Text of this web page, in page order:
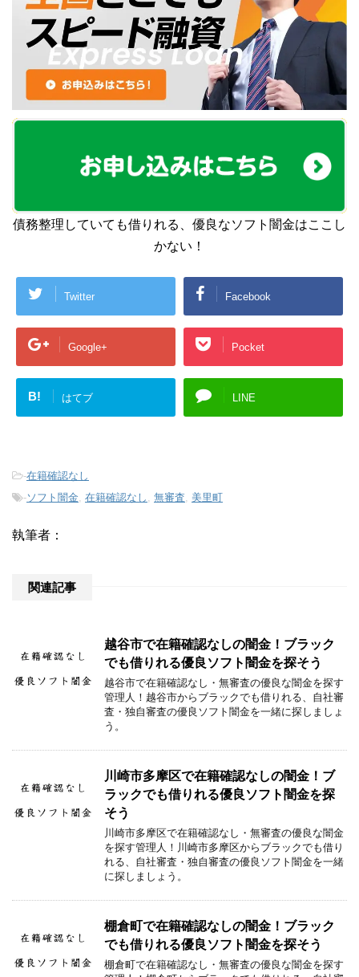
債務整理していても借りれる、優良なソフト闇金はここし
かない！
Twitter Facebook
Google+ Pocket
B! はてブ LINE
-在籍確認なし
-ソフト闇金, 在籍確認なし , 無審査, 美里町
執筆者：
関連記事
越谷市で在籍確認なしの闇金！ブラック
でも借りれる優良ソフト闇金を探そう
越谷市で在籍確認なし・無審査の優良な闇金を探す
管理人！越谷市からブラックでも借りれる、自社審
査・独自審査の優良ソフト闇金を一緒に探しましょ
う。
川崎市多摩区で在籍確認なしの闇金！ブ
ラックでも借りれる優良ソフト闇金を探
そう
川崎市多摩区で在籍確認なし・無審査の優良な闇金
を探す管理人！川崎市多摩区からブラックでも借り
れる、自社審査・独自審査の優良ソフト闇金を一緒
に探しましょう。
棚倉町で在籍確認なしの闇金！ブラック
でも借りれる優良ソフト闇金を探そう
棚倉町で在籍確認なし・無審査の優良な闇金を探す